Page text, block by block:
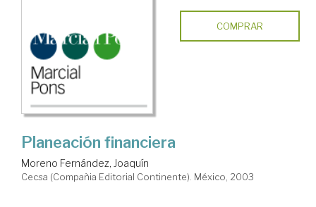
COMPRAR
Planeación financiera
Moreno Fernández, Joaquín
Cecsa (Compañia Editorial Continente). México, 2003